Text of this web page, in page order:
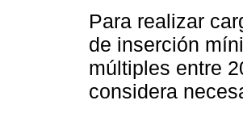
Para realizar
de inserción
múltiples entre
considera